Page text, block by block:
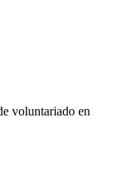
voluntariado en